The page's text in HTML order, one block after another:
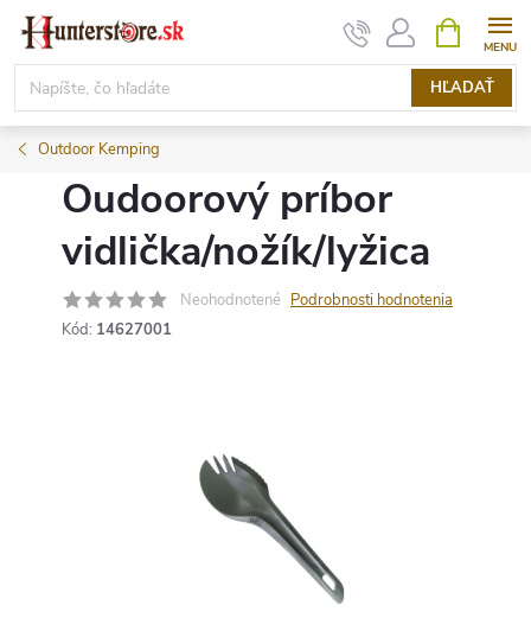
Prejsť
obsah
HĽADAŤ
KOŠÍK
Outdoor Kemping
Oudoorový príbor
vidlička/nožík/lyžica
Neohodnotené Podrobnosti hodnotenia
Kód: 14627001